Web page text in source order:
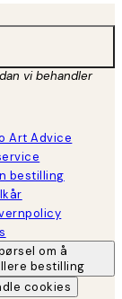
vi behandler
Art Advice
bestilling
om å
bestilling
cookies